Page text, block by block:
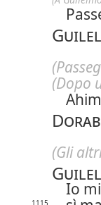
(Dopo
(Gli
Io